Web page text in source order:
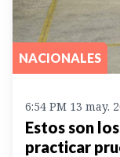
NACIONALES
6:54 PM 13 may.
Estos son
practicar